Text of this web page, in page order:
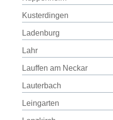
Kusterdingen
Ladenburg
Lahr
Lauffen am Neckar
Lauterbach
Leingarten